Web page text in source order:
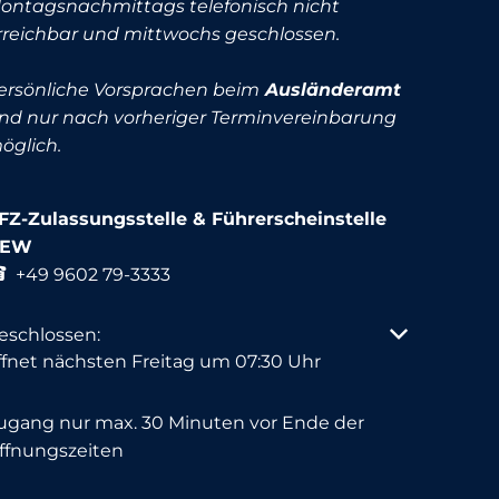
telefonisch nicht
und mittwochs geschlossen.
Vorsprachen beim Ausländeramt
nur nach vorheriger Terminvereinbarung
Zulassungsstelle & Führerscheinstelle
+49 9602 79-3333
um weitere Öffnungs- oder Schließzeiten
nächsten Freitag um 07:30 Uhr
nur max. 30 Minuten vor Ende der